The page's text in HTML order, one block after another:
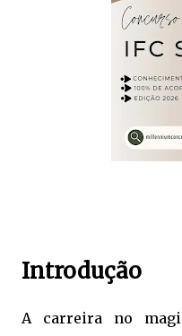
Introdução
A carreira no